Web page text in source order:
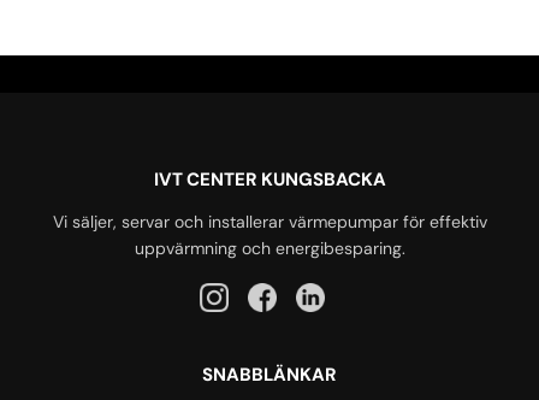
IVT CENTER KUNGSBACKA
Vi säljer, servar och installerar värmepumpar för effektiv
uppvärmning och energibesparing.
SNABBLÄNKAR